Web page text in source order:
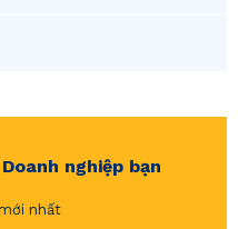
nghiệp bạn
nhất